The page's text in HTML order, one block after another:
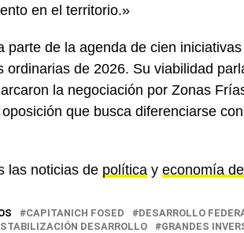
en el territorio.»
parte de la agenda de cien
ordinarias de 2026. Su viabilidad
la negociación por Zonas
que busca diferenciarse
las noticias de política y economía
CAPITANICH FOSED
DESARROLLO
DESARROLLO
GRANDES